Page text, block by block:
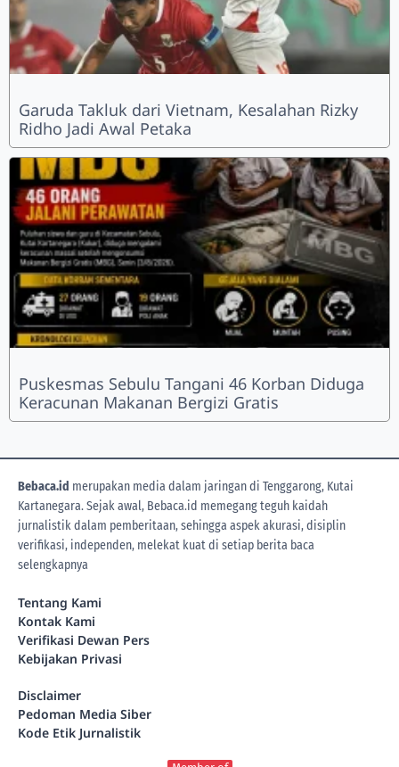
Garuda Takluk dari Vietnam, Kesalahan Rizky
Ridho Jadi Awal Petaka
Puskesmas Sebulu Tangani 46 Korban Diduga
Keracunan Makanan Bergizi Gratis
Bebaca.id merupakan media dalam jaringan di Tenggarong, Kutai
Kartanegara. Sejak awal, Bebaca.id memegang teguh kaidah
jurnalistik dalam pemberitaan, sehingga aspek akurasi, disiplin
verifikasi, independen, melekat kuat di setiap berita baca
selengkapnya
Tentang Kami
Kontak Kami
Verifikasi Dewan Pers
Kebijakan Privasi
Disclaimer
Pedoman Media Siber
Kode Etik Jurnalistik